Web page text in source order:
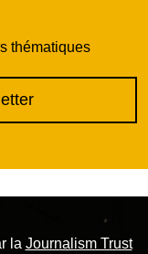
thématiques
la Journalism Trust